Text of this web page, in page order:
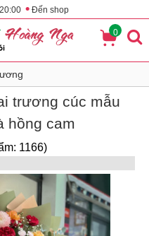
• Đến shop
0
trương cúc mẫu
hồng cam
1166)